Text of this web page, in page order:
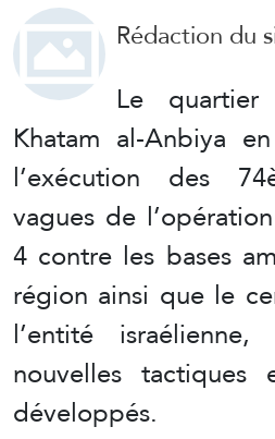
Rédaction du
Le
Khatam al-Anbiya
l’exécution des
vagues de
4 contre les bases
région ainsi que le
l’entité
nouvelles tactiques
développés.